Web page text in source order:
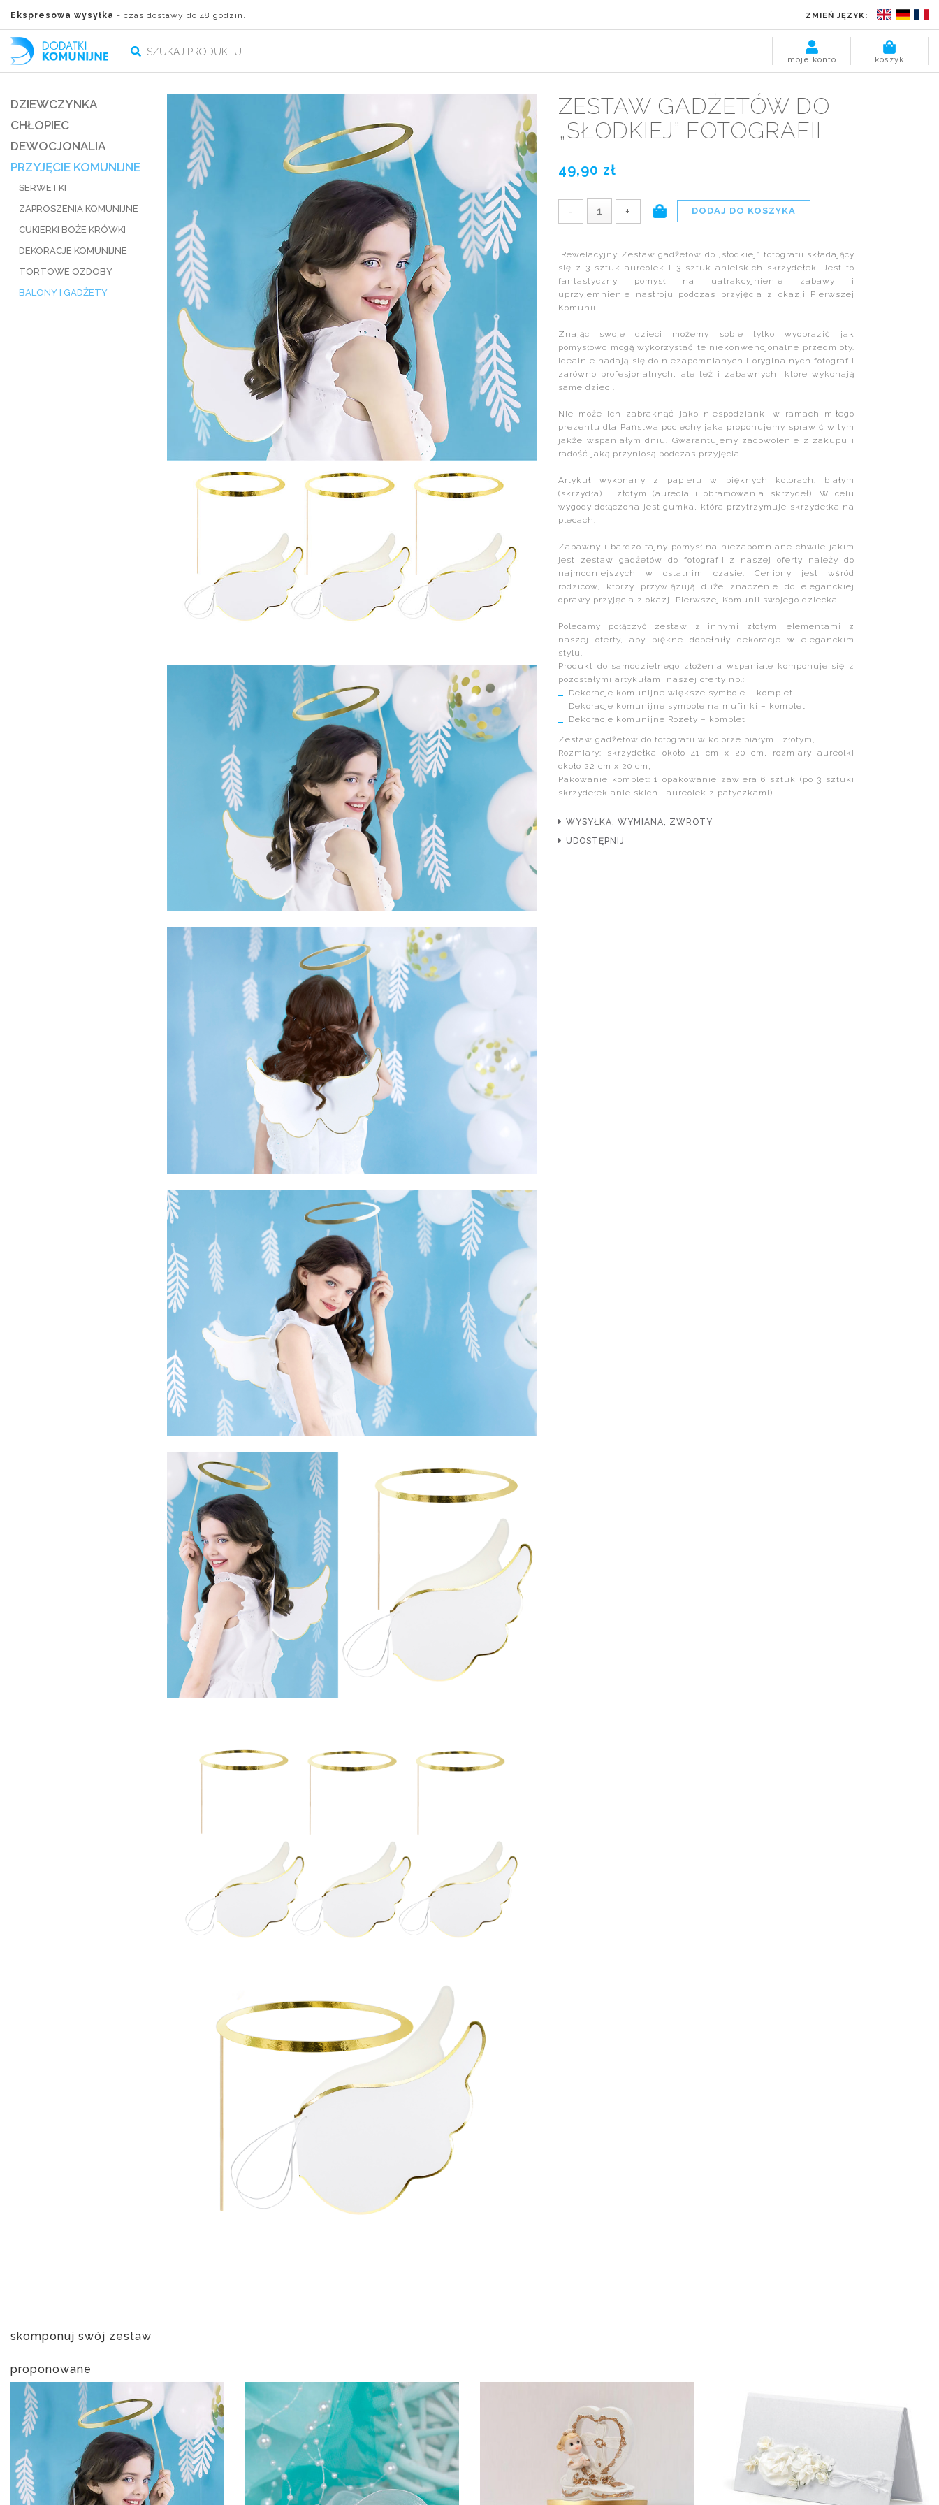
Ekspresowa wysyłka - czas dostawy do 48 godzin. ZMIEŃ JĘZYK:
koszyk
moje konto
DZIEWCZYNKA
CHŁOPIEC
DEWOCJONALIA
PRZYJĘCIE KOMUNIJNE
SERWETKI
ZAPROSZENIA KOMUNIJNE
CUKIERKI BOŻE KRÓWKI
DEKORACJE KOMUNIJNE
TORTOWE OZDOBY
BALONY I GADŻETY
ZESTAW GADŻETÓW DO
„SŁODKIEJ” FOTOGRAFII
49,90 zł
- +
Rewelacyjny Zestaw gadżetów do „słodkiej” fotografii składający
się z 3 sztuk aureolek i 3 sztuk anielskich skrzydełek. Jest to
fantastyczny pomysł na uatrakcyjnienie zabawy i
uprzyjemnienie nastroju podczas przyjęcia z okazji Pierwszej
Komunii.
Znając swoje dzieci możemy sobie tylko wyobrazić jak
pomysłowo mogą wykorzystać te niekonwencjonalne przedmioty.
Idealnie nadają się do niezapomnianych i oryginalnych fotografii
zarówno profesjonalnych, ale też i zabawnych, które wykonają
same dzieci.
Nie może ich zabraknąć jako niespodzianki w ramach miłego
prezentu dla Państwa pociechy jaka proponujemy sprawić w tym
jakże wspaniałym dniu. Gwarantujemy zadowolenie z zakupu i
radość jaką przyniosą podczas przyjęcia.
Artykuł wykonany z papieru w pięknych kolorach: białym
(skrzydła) i złotym (aureola i obramowania skrzydeł). W celu
wygody dołączona jest gumka, która przytrzymuje skrzydełka na
plecach.
Zabawny i bardzo fajny pomysł na niezapomniane chwile jakim
jest zestaw gadżetów do fotografii z naszej oferty należy do
najmodniejszych w ostatnim czasie. Ceniony jest wśród
rodziców, którzy przywiązują duże znaczenie do eleganckiej
oprawy przyjęcia z okazji Pierwszej Komunii swojego dziecka.
Polecamy połączyć zestaw z innymi złotymi elementami z
naszej oferty, aby piękne dopełniły dekoracje w eleganckim
stylu.
Produkt do samodzielnego złożenia wspaniale komponuje się z
pozostałymi artykułami naszej oferty np.:
Dekoracje komunijne większe symbole – komplet
Dekoracje komunijne symbole na mufinki – komplet
Dekoracje komunijne Rozety – komplet
Zestaw gadżetów do fotografii w kolorze białym i złotym,
Rozmiary: skrzydełka około 41 cm x 20 cm, rozmiary aureolki
około 22 cm x 20 cm,
Pakowanie komplet: 1 opakowanie zawiera 6 sztuk (po 3 sztuki
skrzydełek anielskich i aureolek z patyczkami).
WYSYŁKA, WYMIANA, ZWROTY
UDOSTĘPNIJ
skomponuj swój zestaw
proponowane